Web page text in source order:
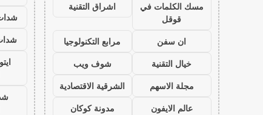
مسك الكلمات في
قوقل
اشراق التقنية
ان سفن
مرابع التكنولوجيا
خيال التقنية
شوف ويب
مجلة الاسهم
الشرقية الاقتصادية
عالم الايفون
مدونة كوكان